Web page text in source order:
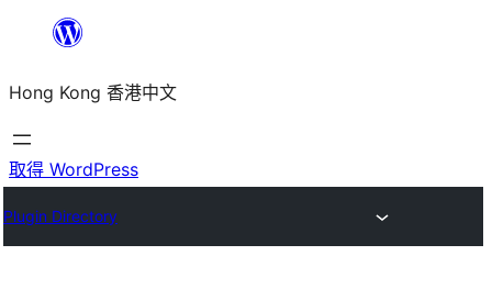
主
要
內
Hong Kong 香港中文
取得 WordPress
Plugin Directory